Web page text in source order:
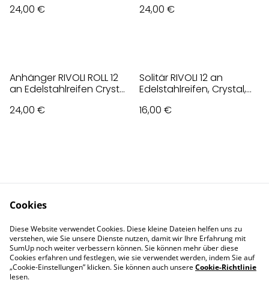
24,00 € 24,00 €
Anhänger RIVOLI ROLL 12
an Edelstahlreifen Crystal,
24,00 €
Solitär RIVOLI 12 an
Edelstahlreifen, Crystal,
16,00 €
Privacy Policy
Cookie Policy
Impressum
Cookies
Diese Website verwendet Cookies. Diese kleine Dateien helfen uns zu
verstehen, wie Sie unsere Dienste nutzen, damit wir Ihre Erfahrung mit
SumUp noch weiter verbessern können. Sie können mehr über diese
Cookies erfahren und festlegen, wie sie verwendet werden, indem Sie auf
„Cookie-Einstellungen” klicken. Sie können auch unsereCookie-Richtlinie
lesen.